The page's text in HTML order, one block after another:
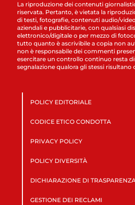
La riproduzione dei contenuti
riservata. Pertanto, è vietata la
di testi, fotografie, contenuti audio/
aziendali e pubblicitarie, con qualsiasi
elettronico/digitale o per mezzo di
tutto quanto è ascrivibile a copia non
non è responsabile dei commenti
esercitare un controllo continuo resta
segnalazione qualora gli stessi risultano
POLICY EDITORIALE
CODICE ETICO CONDOTTA
PRIVACY POLICY
POLICY DIVERSITÀ
DICHIARAZIONE DI
GESTIONE DEI RECLAMI